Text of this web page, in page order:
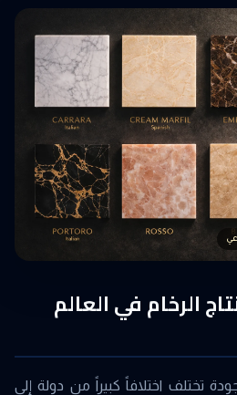
الرخام في العالم
تختلف اختلافاً كبيراً من دولة إلى